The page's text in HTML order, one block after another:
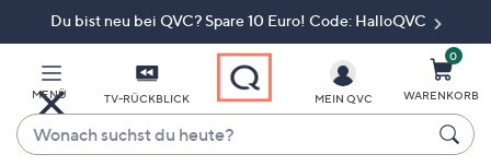
Du bist neu bei QVC? Spare 10 Euro! Code: HalloQVC
MENÜ TV-RÜCKBLICK
Wonach
suchst
MEIN QVC
0
WARENKORB